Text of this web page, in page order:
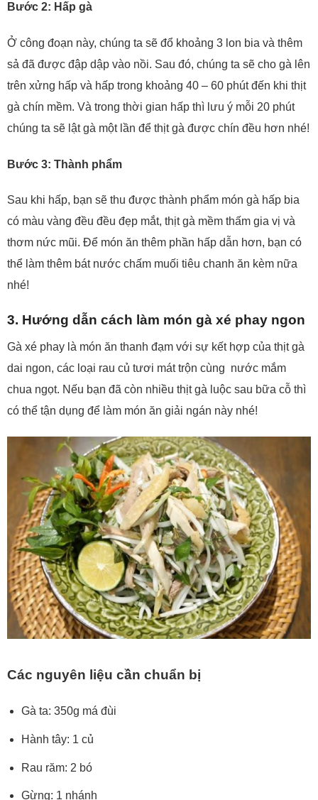
Bước 2: Hấp gà
Ở công đoạn này, chúng ta sẽ đổ khoảng 3 lon bia và thêm
sả đã được đập dập vào nồi. Sau đó, chúng ta sẽ cho gà lên
trên xửng hấp và hấp trong khoảng 40 – 60 phút đến khi thịt
gà chín mềm. Và trong thời gian hấp thì lưu ý mỗi 20 phút
chúng ta sẽ lật gà một lần để thịt gà được chín đều hơn nhé!
Bước 3: Thành phẩm
Sau khi hấp, bạn sẽ thu được thành phẩm món gà hấp bia
có màu vàng đều đều đẹp mắt, thịt gà mềm thấm gia vị và
thơm nức mũi. Để món ăn thêm phần hấp dẫn hơn, bạn có
thể làm thêm bát nước chấm muối tiêu chanh ăn kèm nữa
nhé!
3. Hướng dẫn cách làm món gà xé phay ngon
Gà xé phay là món ăn thanh đạm với sự kết hợp của thịt gà
dai ngon, các loại rau củ tươi mát trộn cùng nước mắm
chua ngọt. Nếu bạn đã còn nhiều thịt gà luộc sau bữa cỗ thì
có thể tận dụng để làm món ăn giải ngán này nhé!
Các nguyên liệu cần chuẩn bị
Gà ta: 350g má đùi
Hành tây: 1 củ
Rau răm: 2 bó
Gừng: 1 nhánh